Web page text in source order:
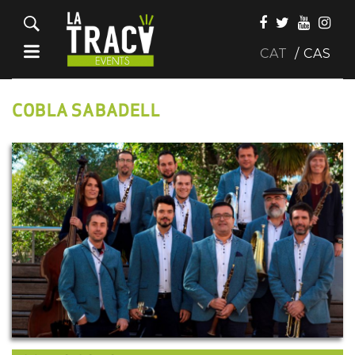
CAT CAS
COBLA SABADELL